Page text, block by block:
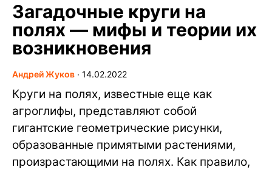
Загадочные круги на
полях — мифы и теории их
возникновения
Андрей Жуков ∙ 14.02.2022
Круги на полях, известные еще как
агроглифы, представляют собой
гигантские геометрические рисунки,
образованные примятыми растениями,
произрастающими на полях. Как правило,